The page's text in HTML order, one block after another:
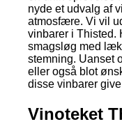
nyde et udvalg af
atmosfære. Vi vil
vinbarer i Thisted.
smagsløg med
stemning. Uanset
eller også blot
disse vinbarer
Vinoteket